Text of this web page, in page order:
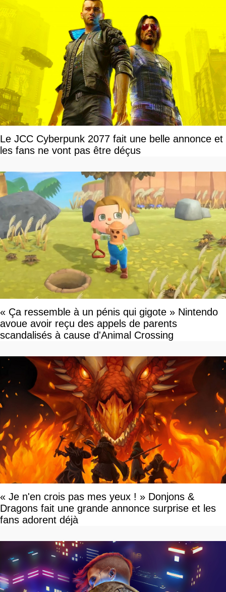
Le JCC Cyberpunk 2077 fait une belle annonce et
les fans ne vont pas être déçus
« Ça ressemble à un pénis qui gigote » Nintendo
avoue avoir reçu des appels de parents
scandalisés à cause d'Animal Crossing
« Je n'en crois pas mes yeux ! » Donjons &
Dragons fait une grande annonce surprise et les
fans adorent déjà